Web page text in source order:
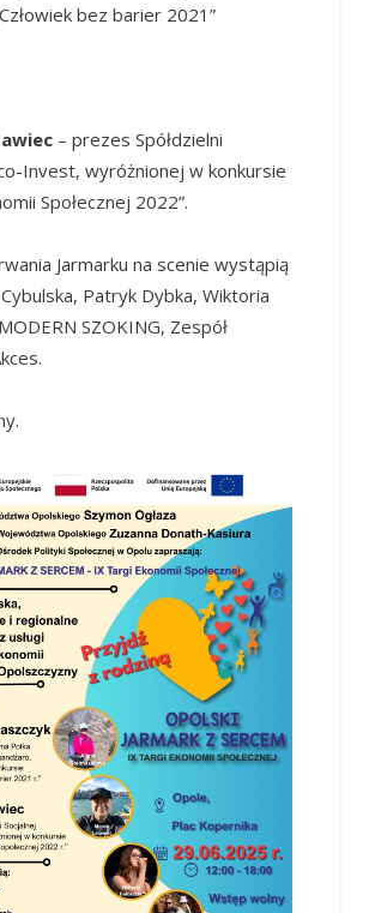
bez barier 2021”
– prezes Spółdzielni
Invest, wyróżnionej w konkursie
Społecznej 2022”.
Jarmarku na scenie wystąpią
Patryk Dybka, Wiktoria
SZOKING, Zespół